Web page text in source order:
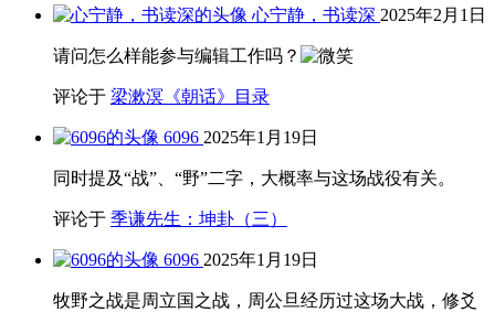
心宁静，书读深 2025年2月1日
请问怎么样能参与编辑工作吗？
评论于 梁漱溟《朝话》目录
6096 2025年1月19日
同时提及“战”、“野”二字，大概率与这场战役有关。
评论于 季谦先生：坤卦（三）
6096 2025年1月19日
牧野之战是周立国之战，周公旦经历过这场大战，修爻